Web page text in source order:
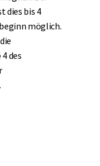
dies bis 4
möglich.
des